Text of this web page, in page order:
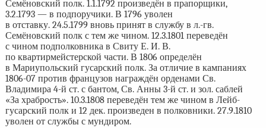
Семёновский полк. 1.1.1792 произведён в прапорщики,
3.2.1793 — в подпоручики. В 1796 уволен
в отставку. 24.5.1799 вновь принят в службу в л.-гв.
Семёновский полк с тем же чином. 12.3.1801 переведён
с чином подполковника в Свиту Е. И. В.
по квартирмейстерской части. В 1806 определён
в Мариупольский гусарский полк. За отличие в кампаниях
1806-07 против французов награждён орденами Св.
Владимира 4-й ст. с бантом, Св. Анны 3-й ст. и зол. саблей
«За храбрость». 10.3.1808 переведён тем же чином в Лейб-
гусарский полк и 12 дек. произведен в полковники. 27.9.1810
уволен от службы с мундиром.